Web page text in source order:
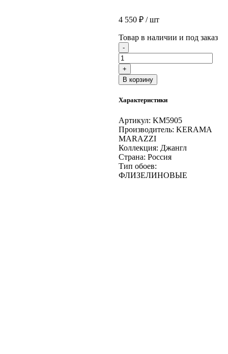
4 550 ₽/ шт
Товар в наличии и под заказ
- Количество
товара
Обои
виниловые
Джангл
чёрный
+
В корзину
Характеристики
Артикул: KM5905
Производитель: KERAMA
MARAZZI
Коллекция: Джангл
Страна: Россия
Тип обоев:
ФЛИЗЕЛИНОВЫЕ